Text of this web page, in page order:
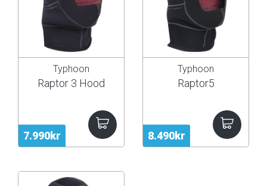
7.990kr
Typhoon
Raptor 3 Hood
8.490kr
Typhoon
Raptor5